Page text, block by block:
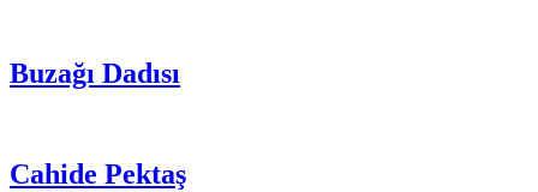
Buzağı Dadısı
Cahide Pektaş